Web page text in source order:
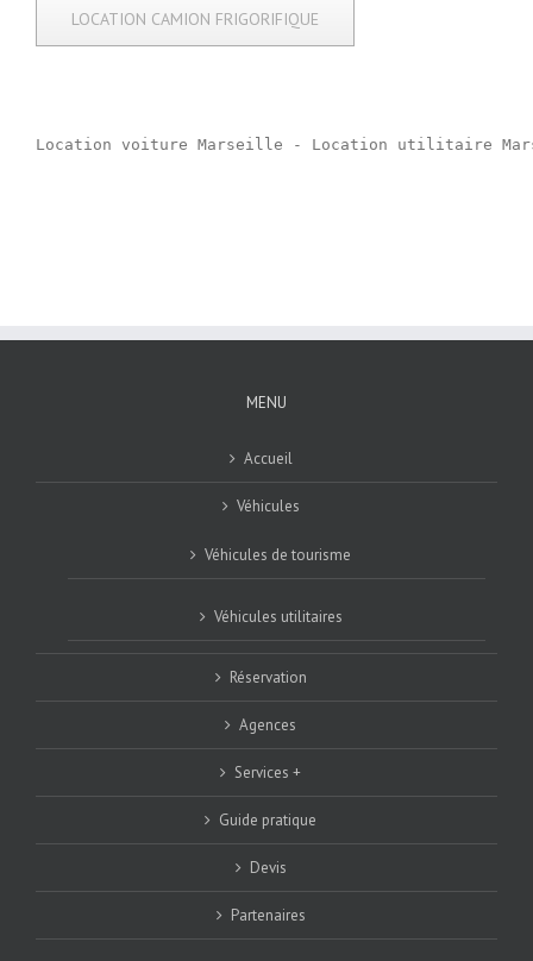
LOCATION CAMION FRIGORIFIQUE
Location voiture Marseille - Location utilitaire
MENU
Accueil
Véhicules
Véhicules de tourisme
Véhicules utilitaires
Réservation
Agences
Services +
Guide pratique
Devis
Partenaires